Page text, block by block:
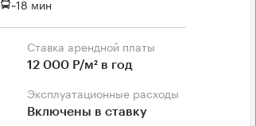
~18 мин
Ставка арендной платы
12 000 Р/м² в год
Эксплуатационные расходы
Включены в ставку